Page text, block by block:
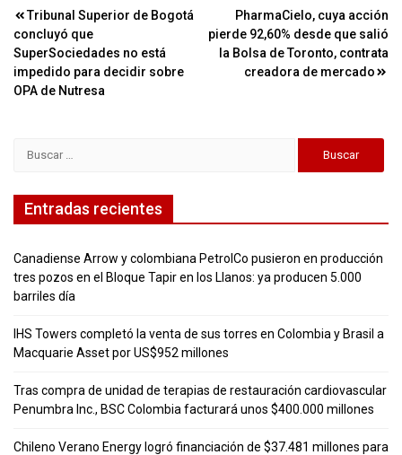
Navegación
de
entradas
Tribunal Superior de Bogotá
concluyó que
SuperSociedades no está
impedido para decidir sobre
OPA de Nutresa
PharmaCielo, cuya acción
pierde 92,60% desde que salió
la Bolsa de Toronto, contrata
creadora de mercado
Entradas recientes
Canadiense Arrow y colombiana PetrolCo pusieron en producción
tres pozos en el Bloque Tapir en los Llanos: ya producen 5.000
barriles día
IHS Towers completó la venta de sus torres en Colombia y Brasil a
Macquarie Asset por US$952 millones
Tras compra de unidad de terapias de restauración cardiovascular
Penumbra Inc., BSC Colombia facturará unos $400.000 millones
Chileno Verano Energy logró financiación de $37.481 millones para